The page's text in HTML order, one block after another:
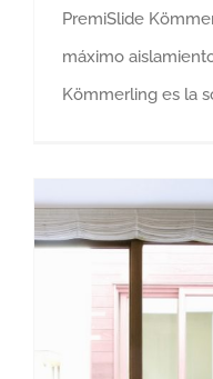
PremiSlide
máximo
Kömmerling es la